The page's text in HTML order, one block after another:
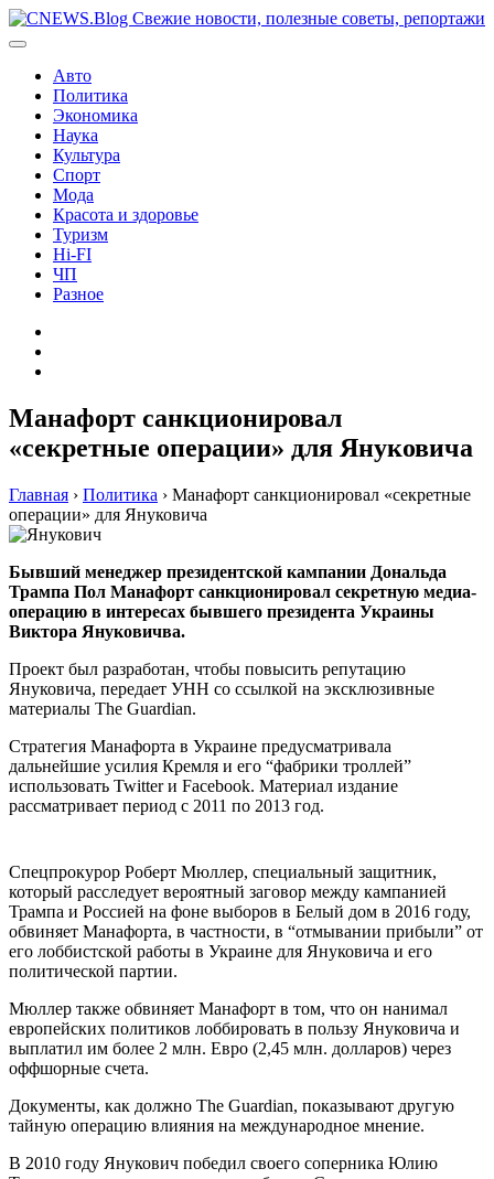
Перейти
к
Авто
Политика
Экономика
Наука
Культура
Спорт
Мода
Красота и здоровье
Туризм
Hi-FI
ЧП
Разное
Манафорт санкционировал
«секретные операции» для Януковича
Главная › Политика › Манафорт санкционировал «секретные
операции» для Януковича
Бывший менеджер президентской кампании Дональда
Трампа Пол Манафорт санкционировал секретную медиа-
операцию в интересах бывшего президента Украины
Виктора Януковичва.
Проект был разработан, чтобы повысить репутацию
Януковича, передает УНН со ссылкой на эксклюзивные
материалы The Guardian.
Стратегия Манафорта в Украине предусматривала
дальнейшие усилия Кремля и его “фабрики троллей”
использовать Twitter и Facebook. Материал издание
рассматривает период с 2011 по 2013 год.
Спецпрокурор Роберт Мюллер, специальный защитник,
который расследует вероятный заговор между кампанией
Трампа и Россией на фоне выборов в Белый дом в 2016 году,
обвиняет Манафорта, в частности, в “отмывании прибыли” от
его лоббистской работы в Украине для Януковича и его
политической партии.
Мюллер также обвиняет Манафорт в том, что он нанимал
европейских политиков лоббировать в пользу Януковича и
выплатил им более 2 млн. Евро (2,45 млн. долларов) через
оффшорные счета.
Документы, как должно The Guardian, показывают другую
тайную операцию влияния на международное мнение.
В 2010 году Янукович победил своего соперника Юлию